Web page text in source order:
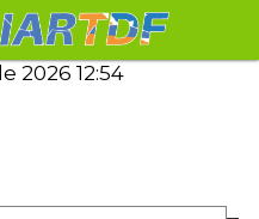
2026 12:54